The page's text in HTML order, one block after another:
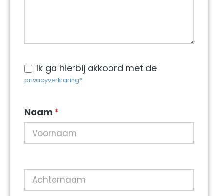
Ik ga hierbij akkoord met de
privacyverklaring*
Naam *